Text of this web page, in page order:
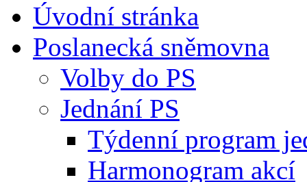
Úvodní stránka
Poslanecká sněmovna
Volby do PS
Jednání PS
Týdenní program
Harmonogram akcí